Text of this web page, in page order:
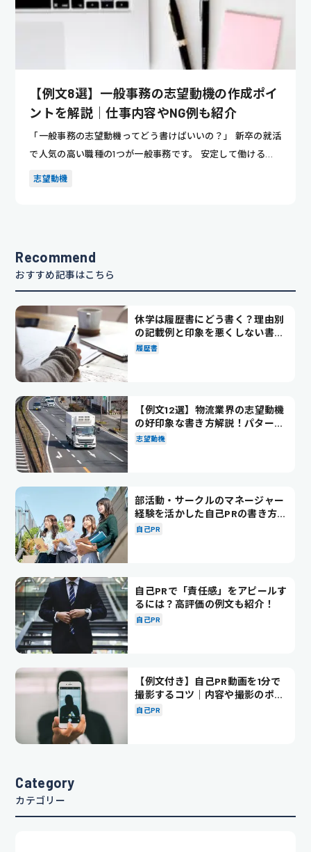
【例文8選】一般事務の志望動機の作成ポイ
ントを解説｜仕事内容やNG例も紹介
「一般事務の志望動機ってどう書けばいいの？」 新卒の就活
で人気の高い職種の1つが一般事務です。 安定して働ける点
や、幅広...
志望動機
Recommend
おすすめ記事はこちら
休学は履歴書にどう書く？理由別
の記載例と印象を悪くしない書き
方を解説
履歴書
【例文12選】物流業界の志望動機
の好印象な書き方解説！パターン
別の例文も紹介
志望動機
部活動・サークルのマネージャー
経験を活かした自己PRの書き方を
徹底解説！
自己PR
自己PRで「責任感」をアピールす
るには？高評価の例文も紹介！
自己PR
【例文付き】自己PR動画を1分で
撮影するコツ｜内容や撮影のポイ
ントも解説
自己PR
Category
カテゴリー